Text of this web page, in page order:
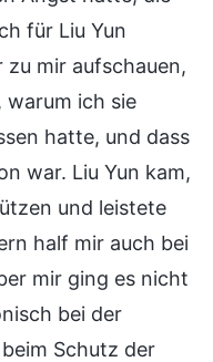
für Liu Yun
mir aufschauen,
warum ich sie
hatte, und dass
war. Liu Yun kam,
und leistete
half mir auch bei
mir ging es nicht
bei der
Schutz der